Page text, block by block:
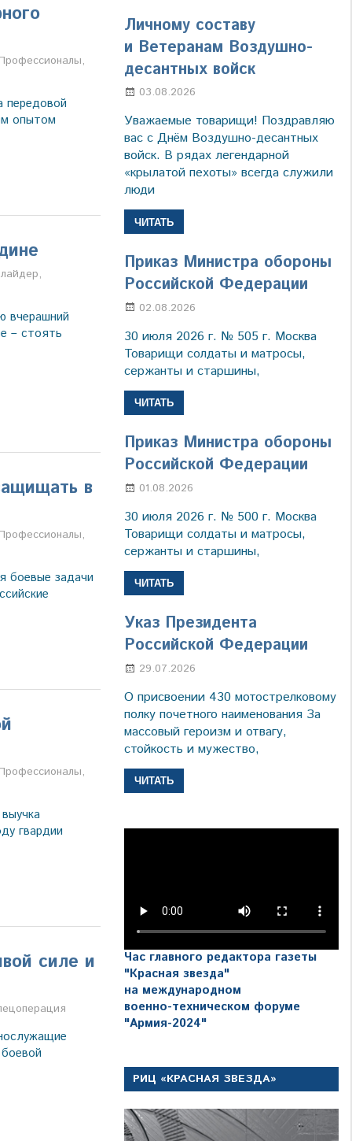
Профессионалы,
передовой
опытом
,
вчерашний
– стоять
в
Профессионалы,
боевые задачи
Профессионалы,
гвардии
силе и
Личному составу
и Ветеранам Воздушно-
десантных войск
03.08.2026
Уважаемые товарищи! Поздравляю
вас с Днём Воздушно-десантных
войск. В рядах легендарной
«крылатой пехоты» всегда служили
люди
ЧИТАТЬ
Приказ Министра обороны
Российской Федерации
02.08.2026
30 июля 2026 г. № 505 г. Москва
Товарищи солдаты и матросы,
сержанты и старшины,
ЧИТАТЬ
Приказ Министра обороны
Российской Федерации
01.08.2026
30 июля 2026 г. № 500 г. Москва
Товарищи солдаты и матросы,
сержанты и старшины,
ЧИТАТЬ
Указ Президента
Российской Федерации
29.07.2026
О присвоении 430 мотострелковому
полку почетного наименования За
массовый героизм и отвагу,
стойкость и мужество,
ЧИТАТЬ
Час главного редактора газеты
"Красная звезда"
на международном
военно-техническом форуме
"Армия-2024"
РИЦ «КРАСНАЯ ЗВЕЗДА»